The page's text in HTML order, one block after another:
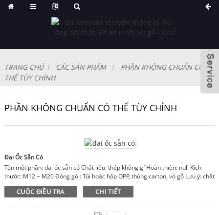
TRANG CHỦ CÁC SẢN PHẨM
PHẦN KHÔNG CHUẨN CÓ
THỂ TÙY CHỈNH
PHẦN KHÔNG CHUẨN CÓ THỂ TÙY CHỈNH
Đai Ốc Sẵn Có
Tên một phần: đai ốc sẵn có Chất liệu: thép không gỉ Hoàn thiện: null Kích
thước: M12 ~ M20 Đóng gói: Túi hoặc hộp OPP, thùng carton, vỏ gỗ Lưu ý: chất
liệu, hoàn thiện, kích thước có thể tùy chỉnh
CUỘC ĐIỀU TRA CHI TIẾT